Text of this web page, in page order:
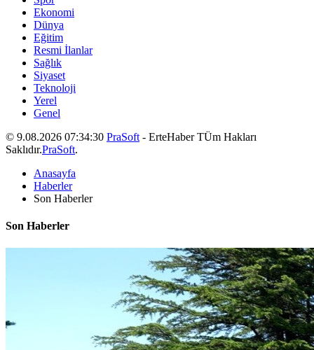
Ekonomi
Dünya
Eğitim
Resmi İlanlar
Sağlık
Siyaset
Teknoloji
Yerel
Genel
© 9.08.2026 07:34:30 PraSoft - ErteHaber TÜm Hakları
Saklıdır.PraSoft.
Anasayfa
Haberler
Son Haberler
Son Haberler